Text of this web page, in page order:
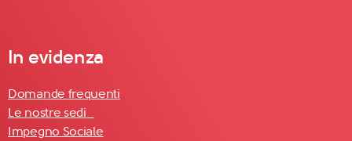
In evidenza
Domande frequenti
Le nostre sedi
Impegno Sociale